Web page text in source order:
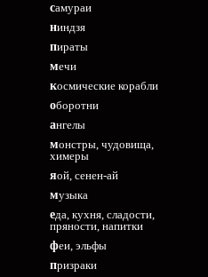
самураи
ниндзя
пираты
мечи
космические корабли
оборотни
ангелы
монстры, чудовища,
химеры
яой, сенен-ай
музыка
еда, кухня, сладости,
пряности, напитки
феи, эльфы
призраки